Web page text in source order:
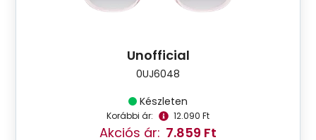
Unofficial
0UJ6048
Készleten
Korábbi ár: 12.090 Ft
Akciós ár: 7.859 Ft